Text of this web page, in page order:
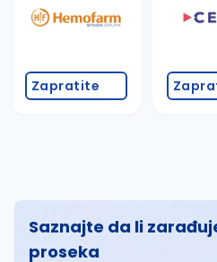
Zapratite
Saznajte da li
proseka